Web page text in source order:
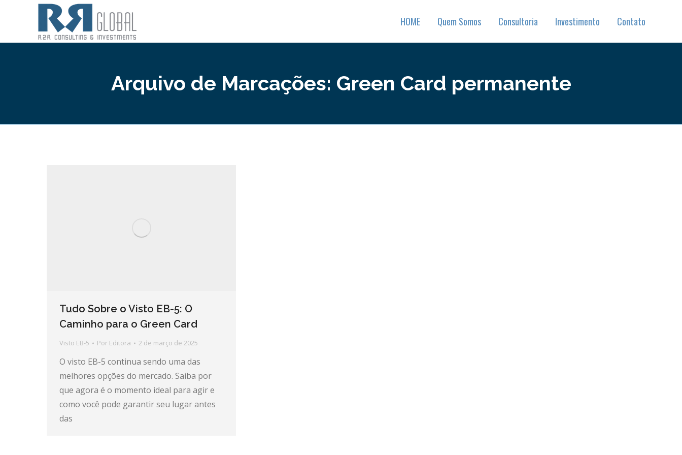
HOME Quem Somos Consultoria Investimento Contato
Arquivo de Marcações: Green Card permanente
Tudo Sobre o Visto EB-5: O
Caminho para o Green Card
Visto EB-5 Por Editora 2 de março de 2025
O visto EB-5 continua sendo uma das
melhores opções do mercado. Saiba por
que agora é o momento ideal para agir e
como você pode garantir seu lugar antes
das